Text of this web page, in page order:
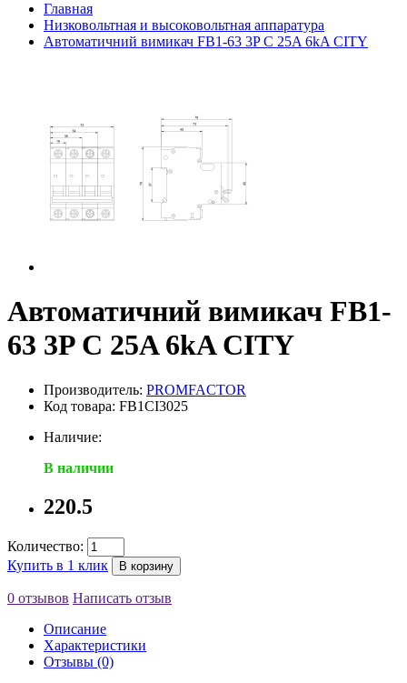
Главная
Низковольтная и высоковольтная аппаратура
Автоматичний вимикач FB1-63 3P C 25A 6kA CITY
Автоматичний вимикач FB1-
63 3P C 25A 6kA CITY
Производитель: PROMFACTOR
Код товара: FB1CI3025
Наличие:
В наличии
220.5
Количество:
Купить в 1 клик
В корзину
0 отзывов Написать отзыв
Описание
Характеристики
Отзывы (0)